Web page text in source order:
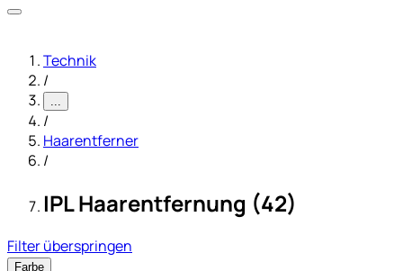
Technik
/
...
/
Haarentferner
/
IPL Haarentfernung (42)
Filter überspringen
Farbe